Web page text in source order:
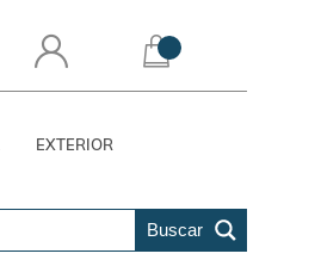
EXTERIOR
Buscar